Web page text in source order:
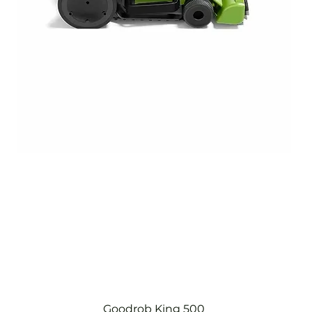
Hızlı Bakış
Goodrob King 500